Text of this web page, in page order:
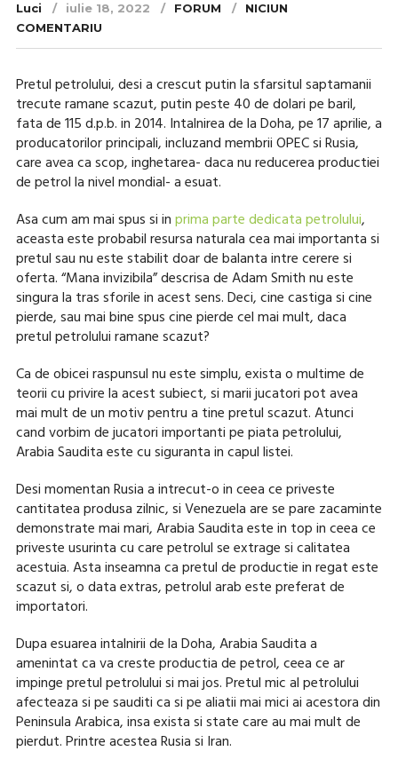
Luci iulie 18, 2022 FORUM
NICIUN
COMENTARIU
Pretul petrolului, desi a crescut putin la sfarsitul saptamanii
trecute ramane scazut, putin peste 40 de dolari pe baril,
fata de 115 d.p.b. in 2014. Intalnirea de la Doha, pe 17 aprilie, a
producatorilor principali, incluzand membrii OPEC si Rusia,
care avea ca scop, inghetarea- daca nu reducerea productiei
de petrol la nivel mondial- a esuat.
Asa cum am mai spus si inprima parte dedicata petrolului,
aceasta este probabil resursa naturala cea mai importanta si
pretul sau nu este stabilit doar de balanta intre cerere si
oferta. “Mana invizibila” descrisa de Adam Smith nu este
singura la tras sforile in acest sens. Deci, cine castiga si cine
pierde, sau mai bine spus cine pierde cel mai mult, daca
pretul petrolului ramane scazut?
Ca de obicei raspunsul nu este simplu, exista o multime de
teorii cu privire la acest subiect, si marii jucatori pot avea
mai mult de un motiv pentru a tine pretul scazut. Atunci
cand vorbim de jucatori importanti pe piata petrolului,
Arabia Saudita este cu siguranta in capul listei.
Desi momentan Rusia a intrecut-o in ceea ce priveste
cantitatea produsa zilnic, si Venezuela are se pare zacaminte
demonstrate mai mari, Arabia Saudita este in top in ceea ce
priveste usurinta cu care petrolul se extrage si calitatea
acestuia. Asta inseamna ca pretul de productie in regat este
scazut si, o data extras, petrolul arab este preferat de
importatori.
Dupa esuarea intalnirii de la Doha, Arabia Saudita a
amenintat ca va creste productia de petrol, ceea ce ar
impinge pretul petrolului si mai jos. Pretul mic al petrolului
afecteaza si pe sauditi ca si pe aliatii mai mici ai acestora din
Peninsula Arabica, insa exista si state care au mai mult de
pierdut. Printre acestea Rusia si Iran.